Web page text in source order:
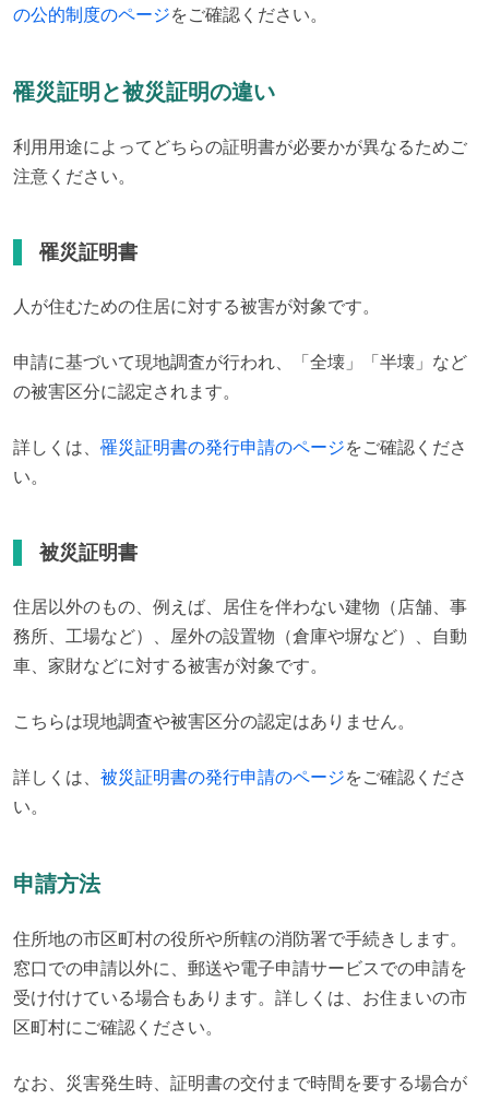
の公的制度のページをご確認ください。
罹災証明と被災証明の違い
利用用途によってどちらの証明書が必要かが異なるためご
注意ください。
罹災証明書
人が住むための住居に対する被害が対象です。
申請に基づいて現地調査が行われ、「全壊」「半壊」など
の被害区分に認定されます。
詳しくは、 罹災証明書の発行申請のページをご確認くださ
い。
被災証明書
住居以外のもの、例えば、居住を伴わない建物（店舗、事
務所、工場など）、屋外の設置物（倉庫や塀など）、自動
車、家財などに対する被害が対象です。
こちらは現地調査や被害区分の認定はありません。
詳しくは、 被災証明書の発行申請のページをご確認くださ
い。
申請方法
住所地の市区町村の役所や所轄の消防署で手続きします。
窓口での申請以外に、郵送や電子申請サービスでの申請を
受け付けている場合もあります。詳しくは、お住まいの市
区町村にご確認ください。
なお、災害発生時、証明書の交付まで時間を要する場合が